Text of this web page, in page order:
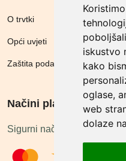
iskustvo
kako
oglase,
web
dolaze
O trvtki
Opći uvjeti
Zaštita podataka
Načini plačanja
Sigurni načini plaćanja